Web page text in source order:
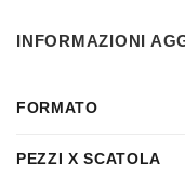
INFORMAZIONI
FORMATO
PEZZI X SCATOLA